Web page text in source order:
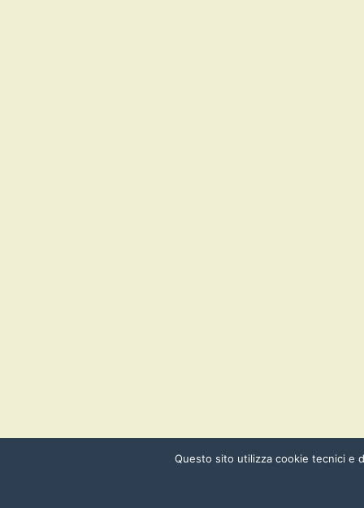
Questo sito utilizza cookie tecnici e